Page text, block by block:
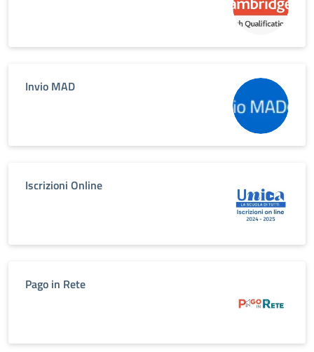
Invio MAD
Iscrizioni Online
Pago in Rete